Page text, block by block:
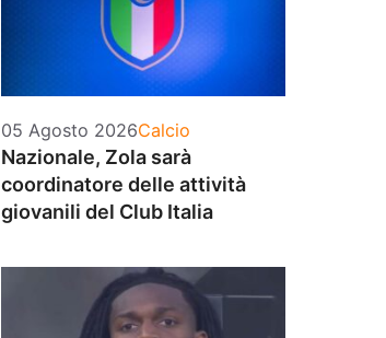
05 Agosto 2026Categorie
Calcio
Nazionale, Zola sarà
coordinatore delle attività
giovanili del Club Italia